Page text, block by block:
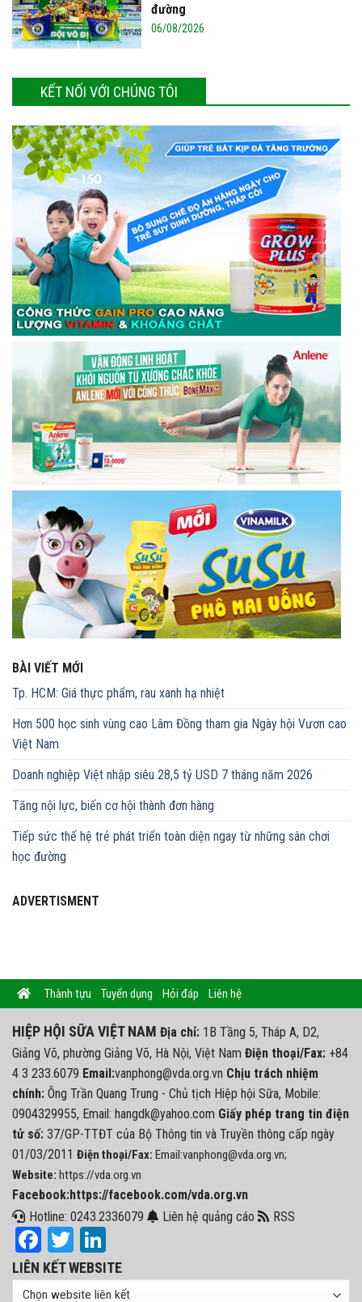
đường
06/08/2026
KẾT NỐI VỚI CHÚNG TÔI
BÀI VIẾT MỚI
Tp. HCM: Giá thực phẩm, rau xanh hạ nhiệt
Hơn 500 học sinh vùng cao Lâm Đồng tham gia Ngày hội Vươn cao
Việt Nam
Doanh nghiệp Việt nhập siêu 28,5 tỷ USD 7 tháng năm 2026
Tăng nội lực, biến cơ hội thành đơn hàng
Tiếp sức thế hệ trẻ phát triển toàn diện ngay từ những sân chơi
học đường
ADVERTISMENT
Thành tựu Tuyển dụng Hỏi đáp Liên hệ
HIỆP HỘI SỮA VIỆT NAM Địa chỉ: 1B Tầng 5, Tháp A, D2,
Giảng Võ, phường Giảng Võ, Hà Nội, Việt Nam Điện thoại/Fax: +84
4 3 233.6079 Email:vanphong@vda.org.vn Chịu trách nhiệm
chính: Ông Trần Quang Trung - Chủ tịch Hiệp hội Sữa, Mobile:
0904329955, Email: hangdk@yahoo.com Giấy phép trang tin điện
tử số: 37/GP-TTĐT của Bộ Thông tin và Truyền thông cấp ngày
01/03/2011 Điện thoại/Fax: Email:vanphong@vda.org.vn;
Website: https://vda.org.vn
Facebook:https://facebook.com/vda.org.vn
Hotline: 0243.2336079
Liên hệ quảng cáo RSS
Facebook
Twitter
LIÊN KẾT WEBSITE